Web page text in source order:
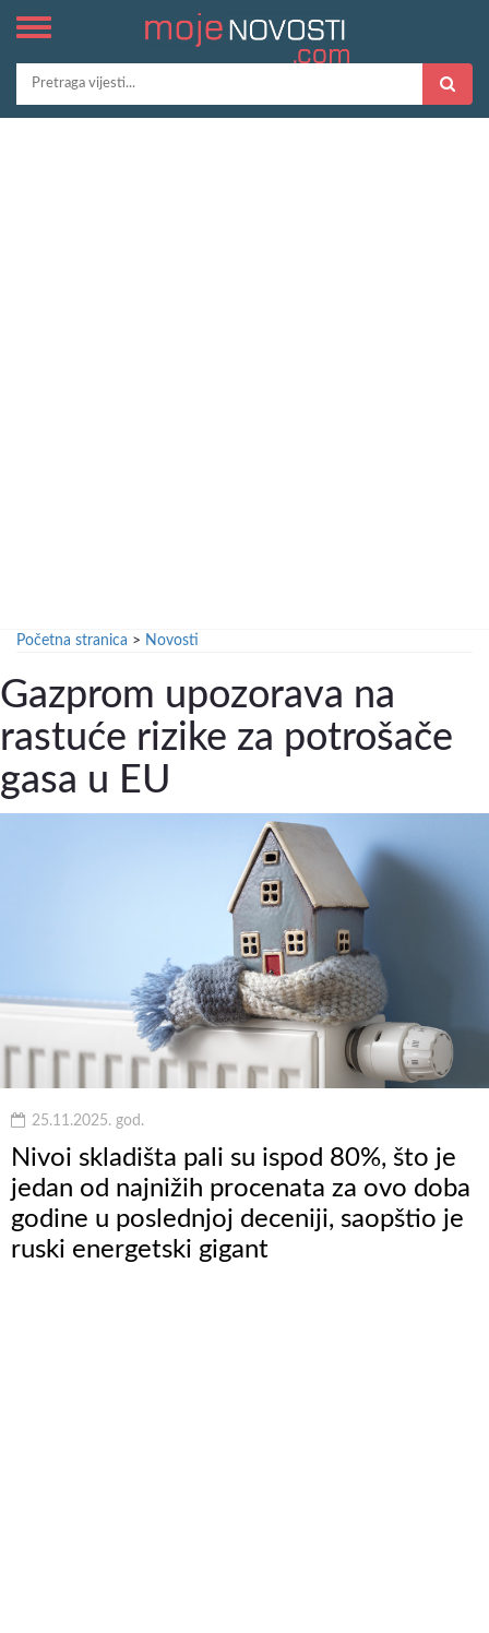
Početna stranica > Novosti
Gazprom upozorava na
rastuće rizike za potrošače
gasa u EU
25.11.2025. god.
Nivoi skladišta pali su ispod 80%, što je
jedan od najnižih procenata za ovo doba
godine u poslednjoj deceniji, saopštio je
ruski energetski gigant